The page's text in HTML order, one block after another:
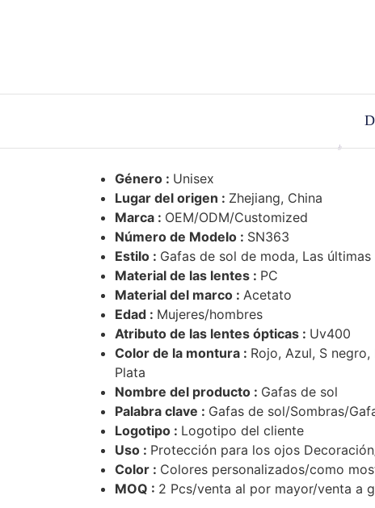
Género : Unisex
Lugar del origen : Zhejiang, China
Marca : OEM/ODM/Customized
Número de Modelo : SN363
Estilo : Gafas de sol de moda, Las
Material de las lentes : PC
Material del marco : Acetato
Edad : Mujeres/hombres
Atributo de las lentes ópticas : Uv400
Color de la montura : Rojo, Azul, S
Plata
Nombre del producto : Gafas de sol
Palabra clave : Gafas de sol/Sombras/
Logotipo : Logotipo del cliente
Uso : Protección para los ojos
Color : Colores personalizados/como
MOQ : 2 Pcs/venta al por mayor/venta a